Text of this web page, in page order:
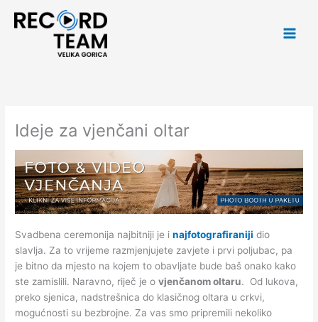
Ideje za vjenčani oltar
Svadbena ceremonija najbitniji je inajfotografiraniji dio
slavlja. Za to vrijeme razmjenjujete zavjete i prvi poljubac, pa
je bitno da mjesto na kojem to obavljate bude baš onako kako
ste zamislili. Naravno, riječ je ovjenčanom oltaru. Od lukova,
preko sjenica, nadstrešnica do klasičnog oltara u crkvi,
mogućnosti su bezbrojne. Za vas smo pripremili nekoliko